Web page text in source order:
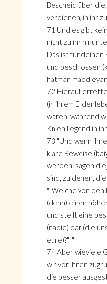
Bescheid über
verdienen, in ihr
71 Und es gibt
nicht zu ihr
Das ist für deinen
und beschlossen
hatman
72 Hierauf
(in ihrem
waren, während
Knien liegend in
73 "Und wenn
klare Beweise
werden, sagen
sind, zu denen,
""Welche von den
(denn) einen
und stellt eine
(nadie) dar (die
eure)?"""
74 Aber wieviele
wir vor ihnen
die besser